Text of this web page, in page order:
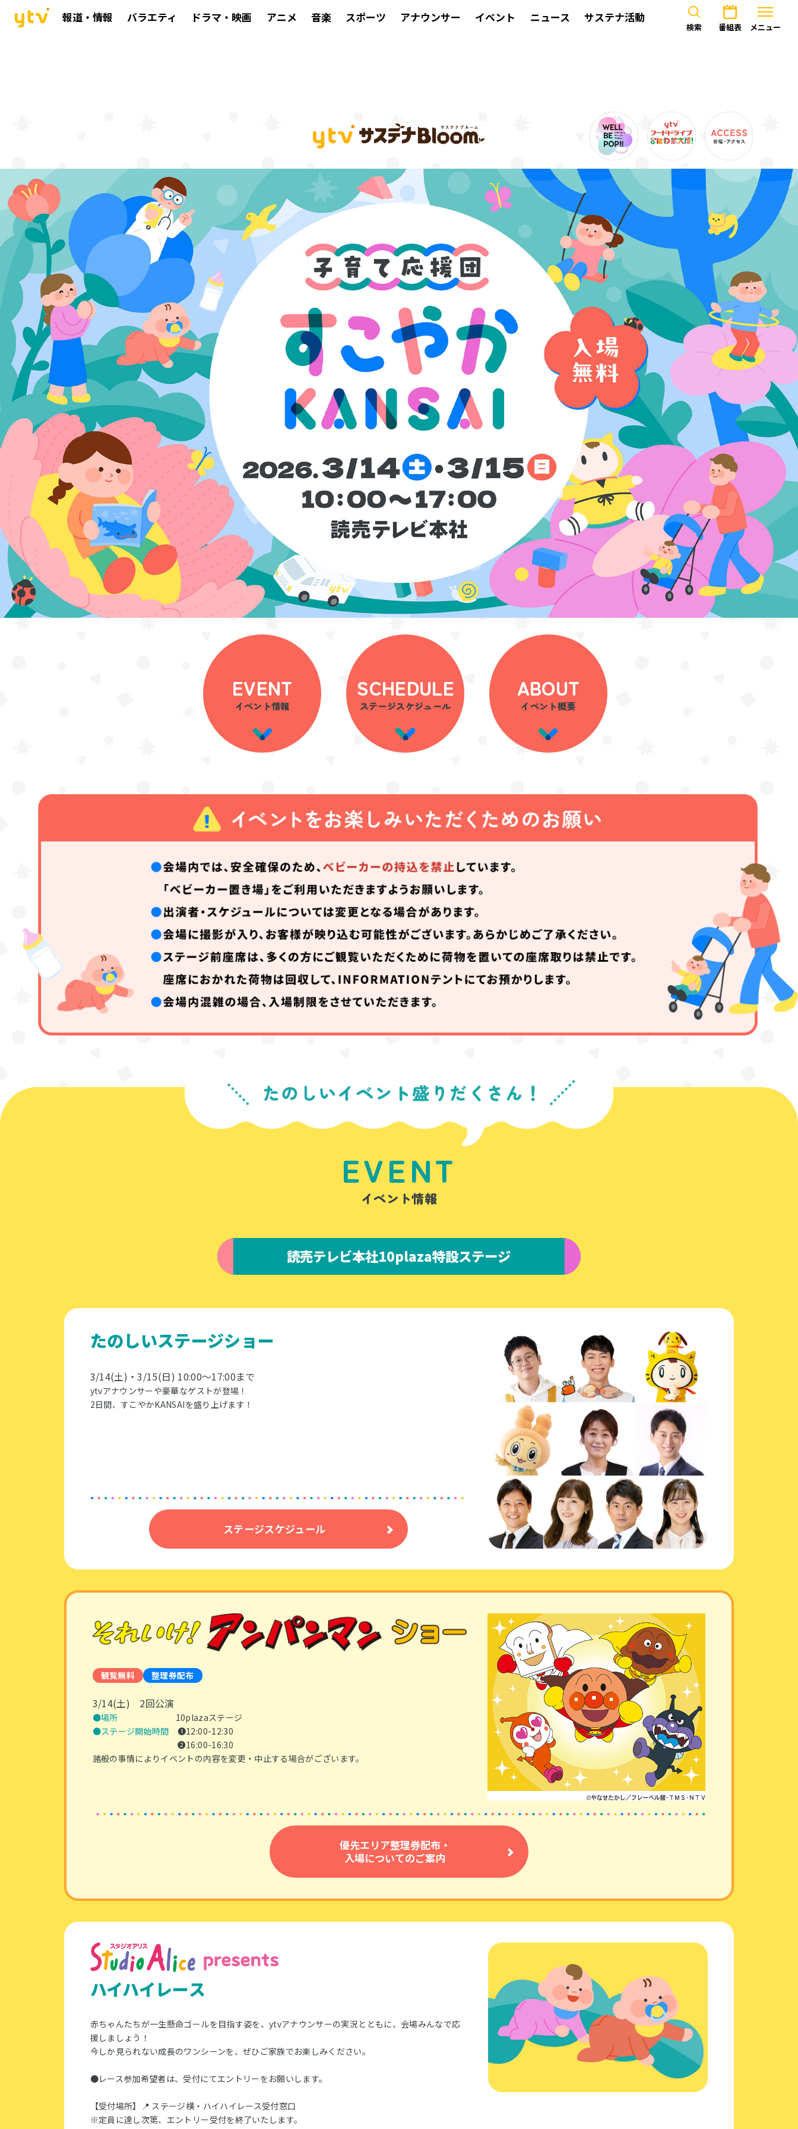
報道・情報 バラエティ ドラマ・映画 アニメ 音楽 スポーツ アナウンサー イベント ニュース サステナ活動
検索 番組表 メニュー
EVENT
イベント情報
SCHEDULE
ステージスケジュール
ABOUT
イベント概要
EVENT
イベント情報
読売テレビ本社10plaza特設ステージ
たのしいステージショー
3/14(土)・3/15(日) 10:00～17:00まで​
ytvアナウンサーや豪華なゲストが登場！
2日間、すこやかKANSAIを盛り上げます！
ステージスケジュール
観覧無料 整理券配布
3/14(土) 2回公演
●場所
10plazaステージ
●ステージ開始時間
❶12:00-12:30
❷16:00-16:30
諸般の事情によりイベントの内容を変更・中止する場合がございます。
優先エリア整理券配布・
入場についてのご案内
ハイハイレース
赤ちゃんたちが一生懸命ゴールを目指す姿を、ytvアナウンサーの実況とともに、​会場みんなで応
援しましょう！​
今しか見られない成長のワンシーンを、ぜひご家族でお楽しみください。
●レース参加希望者は、受付にてエントリーをお願いします。​
【受付場所】📍 ステージ横・ハイハイレース受付窓口​
※定員に達し次第、エントリー受付を終了いたします。​